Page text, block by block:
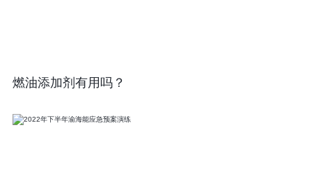
燃油添加剂有用吗？